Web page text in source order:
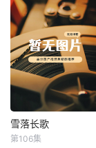
雪落长歌
雪落长歌
第106集